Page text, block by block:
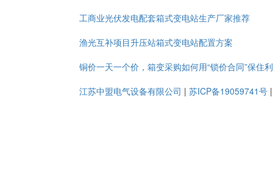
工商业光伏发电配套箱式变电站生产厂家推荐
渔光互补项目升压站箱式变电站配置方案
铜价一天一个价，箱变采购如何用“锁价合同”保住
江苏中盟电气设备有限公司 | 苏ICP备19059741号